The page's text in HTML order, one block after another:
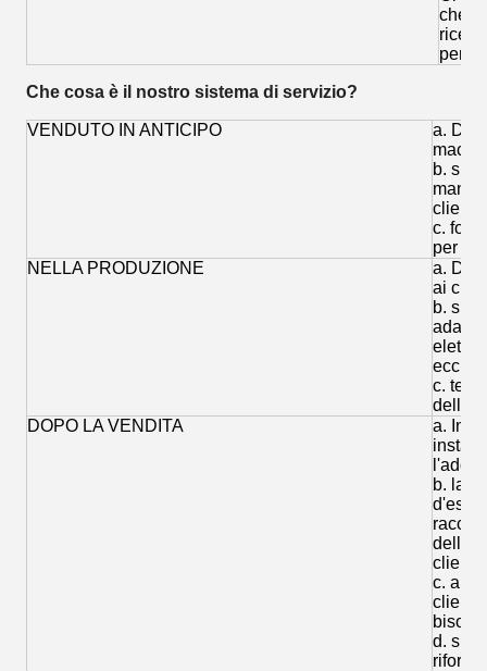
che i
Che cosa è il nostro sistema di servizio?
VENDUTO IN ANTICIPO
a.
b.
mano
clienti;
c.
per
NELLA PRODUZIONE
a.
ai
b.
adatto
ecc
c.
dello
DOPO LA VENDITA
a. Invii
b. la
della
clienti;
c.
clienti
d.